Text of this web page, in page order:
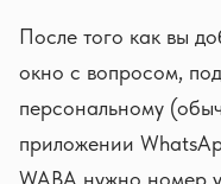
После того как вы
окно с вопросом,
персональному
приложении